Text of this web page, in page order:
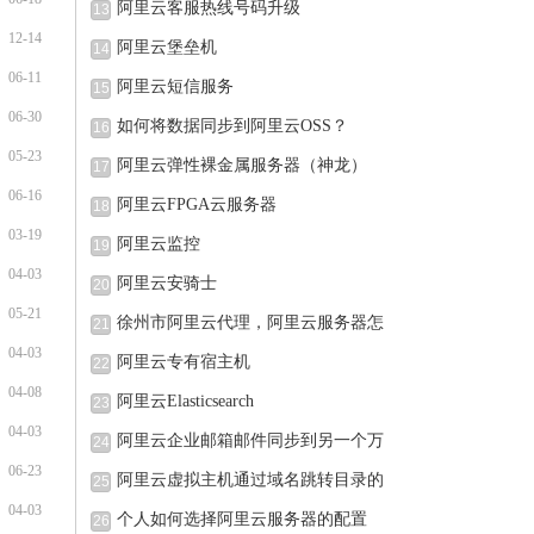
12-14
06-11
06-30
05-23
06-16
03-19
04-03
05-21
04-03
04-08
04-03
06-23
04-03
13 阿里云客服热线号码升级
14 阿里云堡垒机
15 阿里云短信服务
16 如何将数据同步到阿里云OSS？
17 阿里云弹性裸金属服务器（神龙）
18 阿里云FPGA云服务器
19 阿里云监控
20 阿里云安骑士
21 徐州市阿里云代理，阿里云服务器怎
22 阿里云专有宿主机
23 阿里云Elasticsearch
24 阿里云企业邮箱邮件同步到另一个万
25 阿里云虚拟主机通过域名跳转目录的
26 个人如何选择阿里云服务器的配置